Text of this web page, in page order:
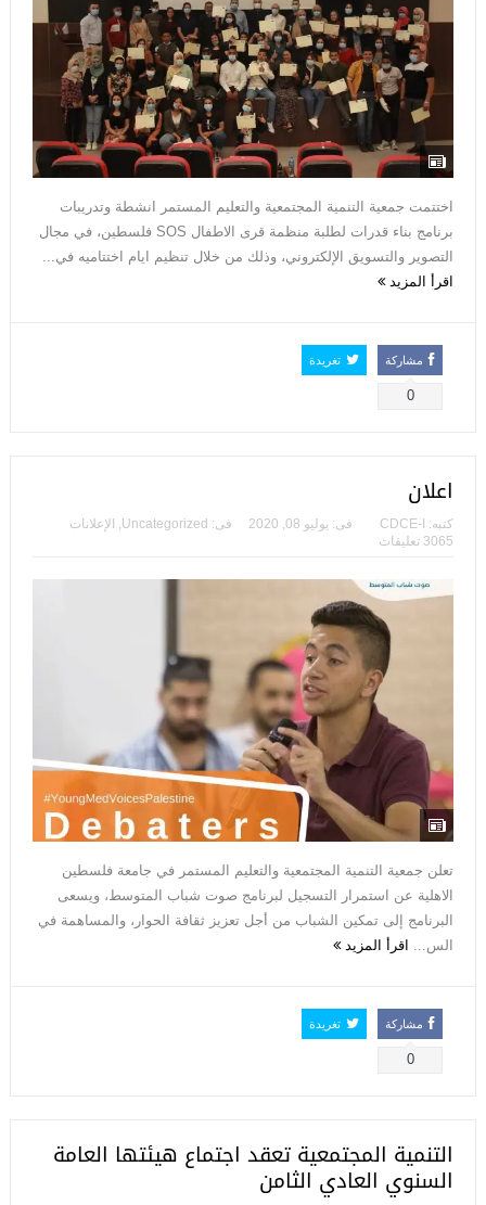
اختتمت جمعية التنمية المجتمعية والتعليم المستمر انشطة وتدريبات
برنامج بناء قدرات لطلبة منظمة قرى الاطفال SOS فلسطين، في مجال
التصوير والتسويق الإلكتروني، وذلك من خلال تنظيم ايام اختتاميه في...
اقرأ المزيد
مشاركة
0
تغريدة
اعلان
كتبه: CDCE-I فى: يوليو 08, 2020 فى: Uncategorized
, الإعلانات
3065 تعليقات
تعلن جمعية التنمية المجتمعية والتعليم المستمر في جامعة فلسطين
الاهلية عن استمرار التسجيل لبرنامج صوت شباب المتوسط، ويسعى
البرنامج إلى تمكين الشباب من أجل تعزيز ثقافة الحوار، والمساهمة في
الس... اقرأ المزيد
مشاركة
0
تغريدة
التنمية المجتمعية تعقد اجتماع هيئتها العامة
السنوي العادي الثامن